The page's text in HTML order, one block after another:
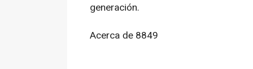
generación.
Acerca de 8849